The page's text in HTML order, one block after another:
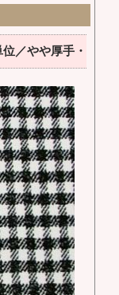
／やや厚手・